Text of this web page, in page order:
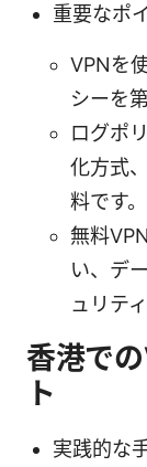
重要なポ
VPNを
シーを
ログポ
化方式
料です。
無料
い、デ
ュリテ
香港で
ト
実践的な